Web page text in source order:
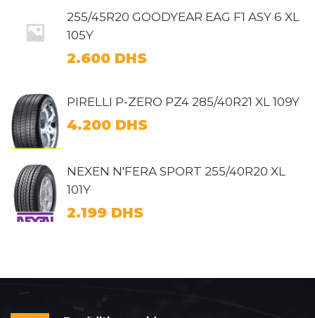
255/45R20 GOODYEAR EAG F1 ASY 6 XL
105Y
2.600 DHS
PIRELLI P-ZERO PZ4 285/40R21 XL 109Y
4.200 DHS
NEXEN N'FERA SPORT 255/40R20 XL
101Y
2.199 DHS